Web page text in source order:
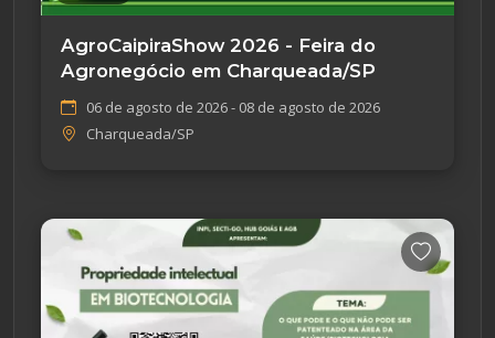
AgroCaipiraShow 2026 - Feira do
Agronegócio em Charqueada/SP
06 de agosto de 2026 - 08 de agosto de 2026
Charqueada/SP